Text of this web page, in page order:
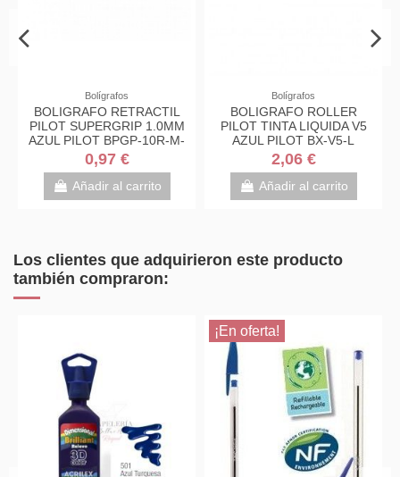
Bolígrafos
BOLIGRAFO RETRACTIL
PILOT SUPERGRIP 1.0MM
AZUL PILOT BPGP-10R-M-
L
0,97 €
Añadir al carrito
Bolígrafos
BOLIGRAFO ROLLER
PILOT TINTA LIQUIDA V5
AZUL PILOT BX-V5-L
2,06 €
Añadir al carrito
Los clientes que adquirieron este producto
también compraron:
¡En oferta!